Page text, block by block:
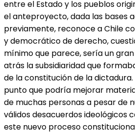
entre el Estado y los pueblos
el anteproyecto, dada las bases
previamente, reconoce a Chile
y democrático de derecho,
mínimo que parece, sería un
atrás la subsidiaridad que
de la constitución de la dictadura.
punto que podría mejorar
de muchas personas a pesar de
válidos desacuerdos ideológicos
este nuevo proceso